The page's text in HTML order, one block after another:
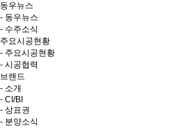
동우뉴스
- 동우뉴스
- 수주소식
주요시공현황
- 주요시공현황
- 시공협력
브랜드
- 소개
- CI/BI
- 상표권
- 분양소식